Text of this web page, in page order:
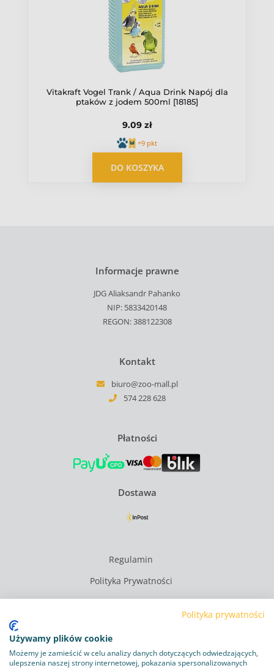
Vitakraft Vogel Trank / Aqua Drink Napój dla
ptaków z jodem 500ml [18185]
9.09 zł
+9 pkt
DO KOSZYKA
Informacje prawne
JDG Aliaksandr Pahanko
NIP: 5833420148
REGON: 388122308
Kontakt
biuro@zoo-mall.pl
574 228 628
Płatności
Dostawa
Regulamin
Polityka Prywatności
Polityka plików cookie
Program lojalnościowy
Polityka prywatności
Używamy plików cookie
Możemy je zamieścić w celu analizy danych dotyczących odwiedzających,
ulepszenia naszej strony internetowej, pokazania spersonalizowanych